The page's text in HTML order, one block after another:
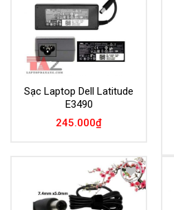
Sạc Laptop Dell Latitude
E3490
245.000₫
Add to
Wishlist